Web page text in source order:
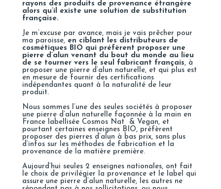
rayons des produits de provenance étrangère
alors qu’il existe une solution de substitution
française.
Je m’excuse par avance, mais je vais prêcher pour
ma paroisse, en ciblant les distributeurs de
cosmétiques BIO qui préfèrent proposer une
pierre d’alun venant du bout du monde au lieu
de se tourner vers le seul fabricant français, à
proposer une pierre d’alun naturelle, et qui plus est
en mesure de fournir des certifications
indépendantes quant à la naturalité de leur
produit.
Nous sommes l’une des seules sociétés à proposer
une pierre d’alun naturelle façonnée à la main en
France labellisée Cosmos Nat & Vegan, et
pourtant certaines enseignes BIO, préfèrent
proposer des pierres d’alun à bas prix, sans plus
d’infos sur les méthodes de fabrication et la
provenance de la matière première.
Aujourd’hui seules 2 enseignes nationales, ont fait
le choix de privilégier la provenance et le label qui
assure une pierre d’alun naturelle, les autres ne